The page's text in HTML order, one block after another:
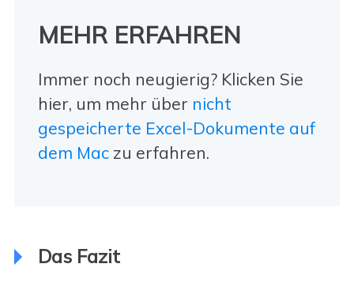
MEHR ERFAHREN
Immer noch neugierig? Klicken Sie
hier, um mehr über nicht
gespeicherte Excel-Dokumente auf
dem Maczu erfahren.
Das Fazit